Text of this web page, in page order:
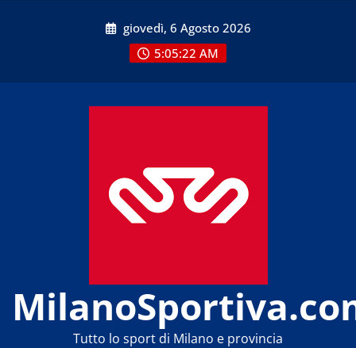
giovedì, 6 Agosto 2026
5:05:22 AM
Tutto lo sport di Milano e provincia